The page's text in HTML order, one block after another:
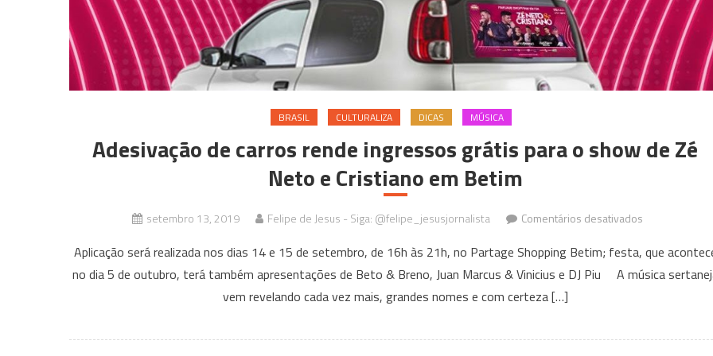
BRASIL CULTURALIZA DICAS MÚSICA
Adesivação de carros rende ingressos grátis para o show de Zé
Neto e Cristiano em Betim
setembro 13, 2019 Felipe de Jesus - Siga: @felipe_jesusjornalista Comentários desativadosem
de
carros
grátis
Aplicação será realizada nos dias 14 e 15 de setembro, de 16h às 21h, no Partage Shopping Betim; festa, que
no dia 5 de outubro, terá também apresentações de Beto & Breno, Juan Marcus & Vinicius e DJ Piu A música
vem revelando cada vez mais, grandes nomes e com certeza […]